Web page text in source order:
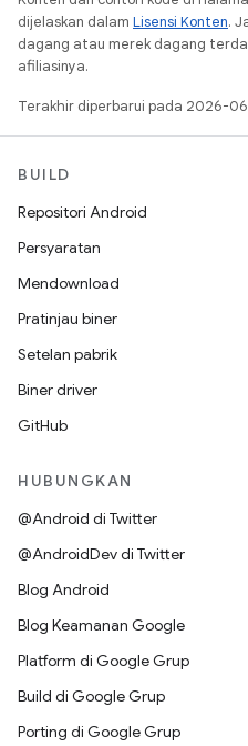
dijelaskan dalam Lisensi Konten.
dagang atau merek dagang
afiliasinya.
Terakhir diperbarui pada 2026-
BUILD
Repositori Android
Persyaratan
Mendownload
Pratinjau biner
Setelan pabrik
Biner driver
GitHub
HUBUNGKAN
@Android di Twitter
@AndroidDev di Twitter
Blog Android
Blog Keamanan Google
Platform di Google Grup
Build di Google Grup
Porting di Google Grup